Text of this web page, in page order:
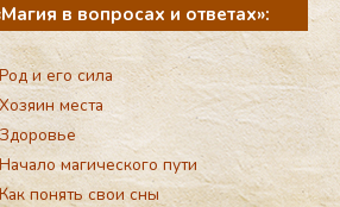
быть таким, как все. Книга
реальностью
в вопросах и ответах»: